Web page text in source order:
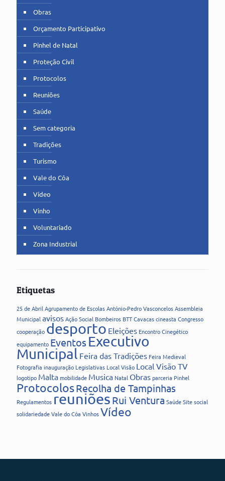
Obras
Orçamento Participativo
Pinhel de Natal
Proteção Civil
Protocolos
Reuniões
Saúde
Sem categoria
Tradições
Turismo
Vale do Côa
Vídeo
Vinho
Voluntariado
Zona Industrial
Etiquetas
25 de Abril Agrupamento de EscolasAntónio-Pedro VasconcelosAssembleia
Municipal avisosAção Social Bombeiros BTTCavacascineasta Congresso
cooperação desporto Eleições Encontro Cinegético
equipamento Eventos Executivo
Municipal Feira das Tradições Feira Medieval
Fotografia inauguração Legislativas Local Visão Local Visão TV
logotipo Maltamobilidade Musica Natal Obrasparceria Pinhel
ProtocolosRecolha de Tampinhas
Regulamentos reuniões Rui Ventura SaúdeSitesocial
solidariedadeVale do Côa VinhosVídeo